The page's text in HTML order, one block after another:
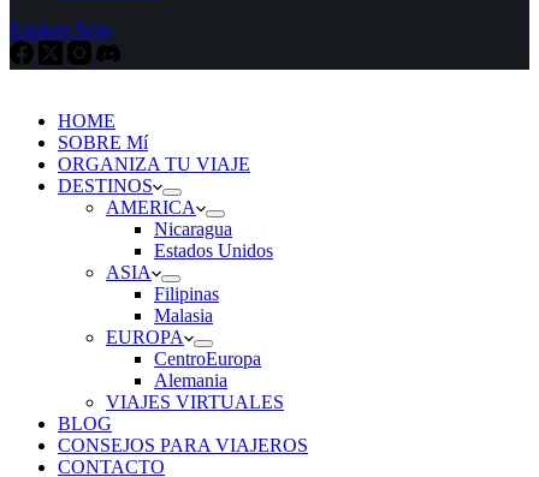
Explore Now
HOME
SOBRE Mí
ORGANIZA TU VIAJE
DESTINOS
AMERICA
Nicaragua
Estados Unidos
ASIA
Filipinas
Malasia
EUROPA
CentroEuropa
Alemania
VIAJES VIRTUALES
BLOG
CONSEJOS PARA VIAJEROS
CONTACTO